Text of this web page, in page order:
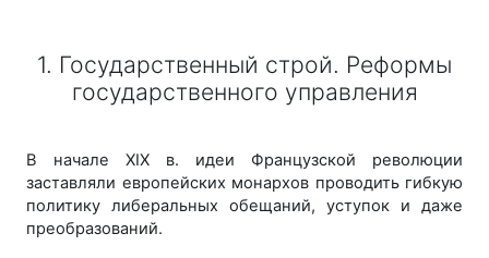
1. Государственный строй. Реформы
государственного управления
В начале XIX в. идеи Французской революции
заставляли европейских монархов проводить гибкую
политику либеральных обещаний, уступок и даже
преобразований.